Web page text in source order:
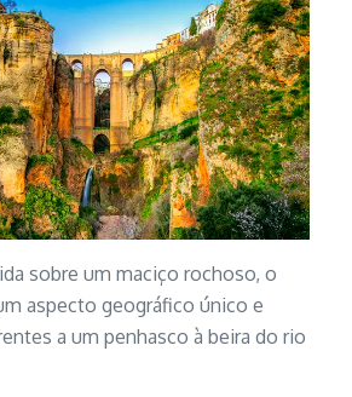
sobre um maciço rochoso, o
aspecto geográfico único e
a um penhasco à beira do rio